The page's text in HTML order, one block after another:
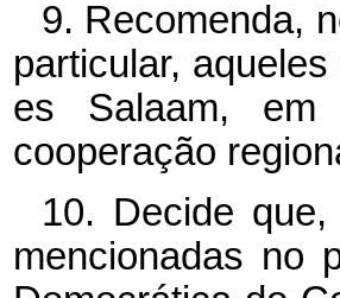
9. Recomenda,
particular,
es Salaam,
cooperação
10. Decide
mencionadas no